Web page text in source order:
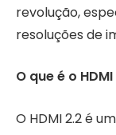
revolução,
resoluções de
O que é o
O HDMI 2.2 é